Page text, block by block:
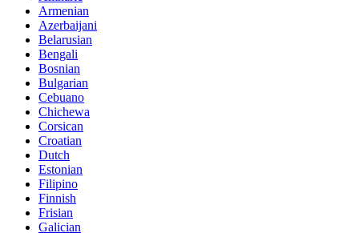
Armenian
Azerbaijani
Belarusian
Bengali
Bosnian
Bulgarian
Cebuano
Chichewa
Corsican
Croatian
Dutch
Estonian
Filipino
Finnish
Frisian
Galician